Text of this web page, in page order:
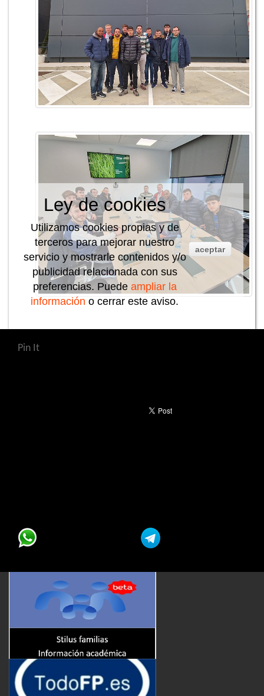
Pin It
Ley de cookies
Utilizamos cookies propias y de
terceros para mejorar nuestro
servicio y mostrarle contenidos y/o
publicidad relacionada con sus
preferencias. Puede ampliar la
información o cerrar este aviso.
aceptar